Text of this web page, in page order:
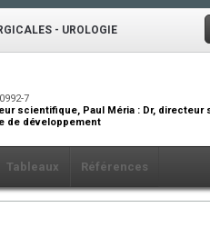
- UROLOGIE
7
scientifique, Paul Méria : Dr, directeur
de développement
Tableaux Références